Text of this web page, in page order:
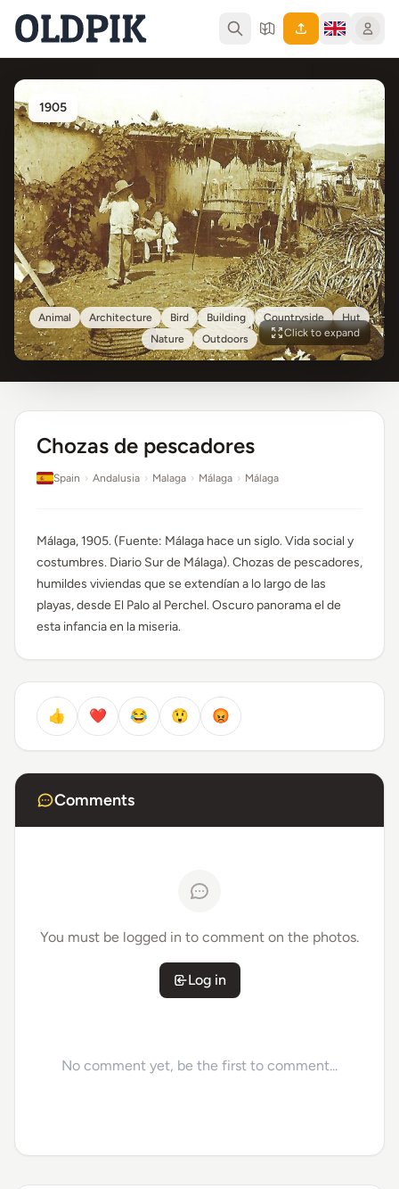
Animal Architecture Bird Building Countryside
Hut
Nature
Outdoors
1905
Click to expand
Chozas de pescadores
Spain › Andalusia › Malaga › Málaga › Málaga
Málaga, 1905. (Fuente: Málaga hace un siglo. Vida social y
costumbres. Diario Sur de Málaga). Chozas de pescadores,
humildes viviendas que se extendían a lo largo de las
playas, desde El Palo al Perchel. Oscuro panorama el de
esta infancia en la miseria.
👍 ❤️ 😂 😲 😡
Comments
You must be logged in to comment on the photos.
Log in
No comment yet, be the first to comment...